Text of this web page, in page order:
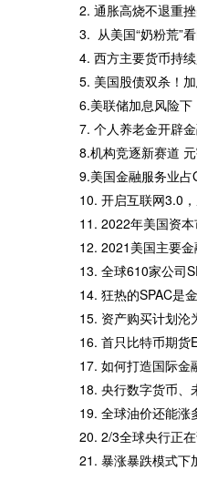
2. 通胀高烧不退重
3. 从美国“奶粉荒”
4. 西方主要货币持
5. 美国股债双杀！
6.美联储加息风险
7. 个人养老金开辟
8.机构竞逐新赛道
9.美国金融服务业
10. 开启互联网3.0
11. 2022年美国资
12. 2021美国主要
13. 全球610家公司
14. 狂热的SPAC是
15. 资产购买计划沦
16. 首只比特币期货
17. 如何打造国际金
18. 央行数字货币、
19. 全球油价还能涨
20. 2/3全球央行正
21. 暴涨暴跌模式下